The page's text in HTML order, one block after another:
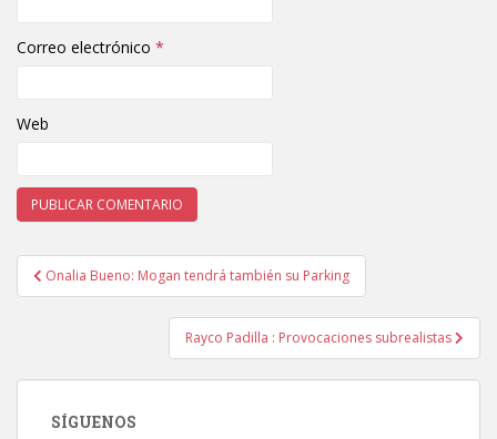
Correo electrónico *
Web
Navegación de entradas
Onalia Bueno: Mogan tendrá también su Parking
Rayco Padilla : Provocaciones subrealistas
SÍGUENOS